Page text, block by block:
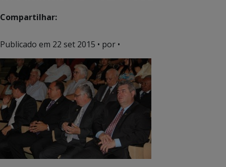
Compartilhar:
Publicado em 22 set 2015 • por •